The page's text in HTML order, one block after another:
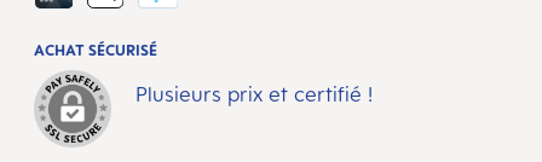
ACHAT SÉCURISÉ
Plusieurs prix et certifié !